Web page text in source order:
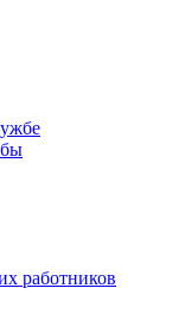
работников